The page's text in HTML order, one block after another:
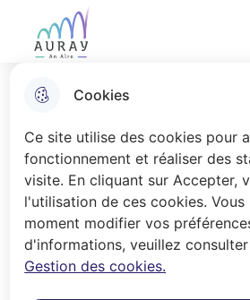
Cookies
Ce site utilise des cookies pour
fonctionnement et réaliser des
visite. En cliquant sur Accepter,
l'utilisation de ces cookies.
moment modifier vos
d'informations, veuillez
Gestion des cookies.
Aller
au
menu
Ville Auray
SOCIAL / SOLIDARITES
Accueil
Proposition de projets